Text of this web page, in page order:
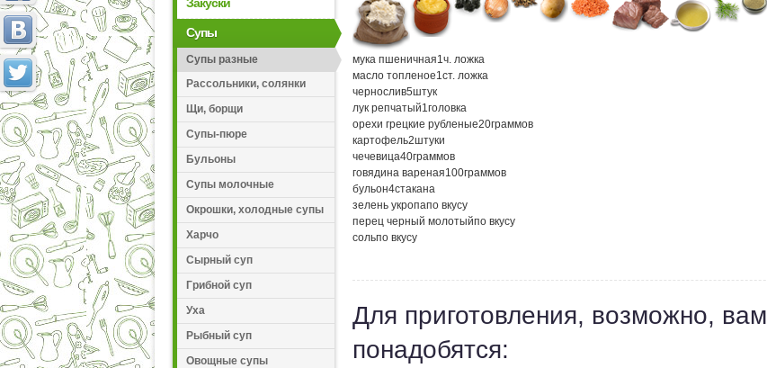
Супы
Супы разные
Рассольники, солянки
Щи, борщи
Супы-пюре
Бульоны
Супы молочные
Окрошки, холодные супы
Харчо
Сырный суп
Грибной суп
Уха
Рыбный суп
Овощные супы
мука пшеничная1ч. ложка
масло топленое1ст. ложка
чернослив5штук
лук репчатый1головка
орехи грецкие рубленые20граммов
картофель2штуки
чечевица40граммов
говядина вареная100граммов
бульон4стакана
зелень укропапо вкусу
перец черный молотыйпо вкусу
сольпо вкусу
Для приготовления, возможно, вам
понадобятся: